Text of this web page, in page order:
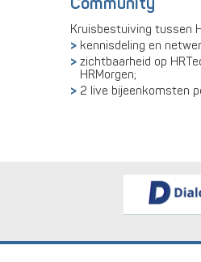
Kruisbestuiving tussen
kennisdeling en
zichtbaarheid op
HRMorgen;
2 live bijeenkomsten